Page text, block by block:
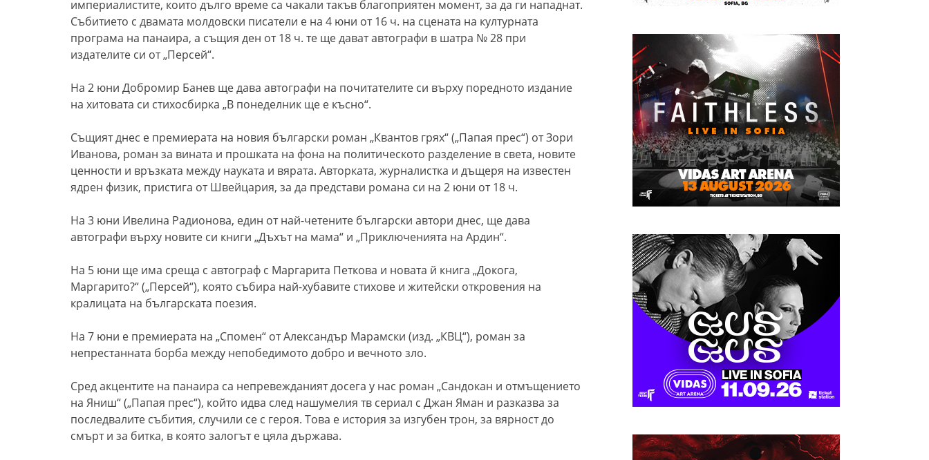
империалистите, които дълго време са чакали такъв благоприятен момент, за да ги нападнат.
Събитието с двамата молдовски писатели е на 4 юни от 16 ч. на сцената на културната
програма на панаира, а същия ден от 18 ч. те ще дават автографи в шатра № 28 при
издателите си от „Персей“.
На 2 юни Добромир Банев ще дава автографи на почитателите си върху поредното издание
на хитовата си стихосбирка „В понеделник ще е късно“.
Същият днес е премиерата на новия български роман „Квантов грях“ („Папая прес“) от Зори
Иванова, роман за вината и прошката на фона на политическото разделение в света, новите
ценности и връзката между науката и вярата. Авторката, журналистка и дъщеря на известен
ядрен физик, пристига от Швейцария, за да представи романа си на 2 юни от 18 ч.
На 3 юни Ивелина Радионова, един от най-четените български автори днес, ще дава
автографи върху новите си книги „Дъхът на мама“ и „Приключенията на Ардин“.
На 5 юни ще има среща с автограф с Маргарита Петкова и новата й книга „Докога,
Маргарито?“ („Персей“), която събира най-хубавите стихове и житейски откровения на
кралицата на българската поезия.
На 7 юни е премиерата на „Спомен“ от Александър Марамски (изд. „КВЦ“), роман за
непрестанната борба между непобедимото добро и вечното зло.
Сред акцентите на панаира са непревежданият досега у нас роман „Сандокан и отмъщението
на Яниш“(„Папая прес“), който идва след нашумелия тв сериал с Джан Яман и разказва за
последвалите събития, случили се с героя. Това е история за изгубен трон, за вярност до
смърт и за битка, в която залогът е цяла държава.